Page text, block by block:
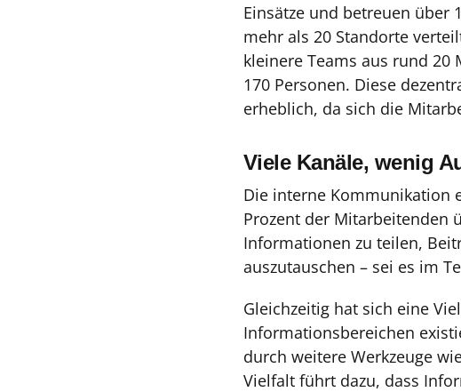
Einsätze und betreuen über
mehr als 20 Standorte
kleinere Teams aus rund
170 Personen. Diese
erheblich, da sich die
Viele Kanäle, wenig
Die interne Kommunikation
Prozent der Mitarbeitenden
Informationen zu teilen,
auszutauschen – sei es im
Gleichzeitig hat sich eine
Informationsbereichen
durch weitere Werkzeuge
Vielfalt führt dazu, dass